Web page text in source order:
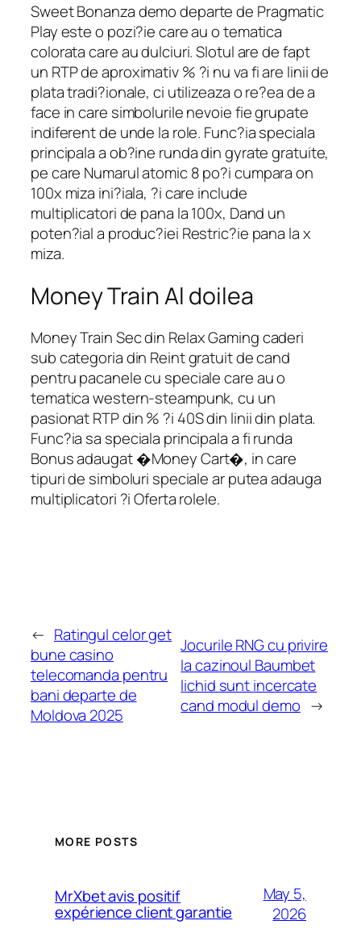
Sweet Bonanza demo departe de Pragmatic
Play este o pozi?ie care au o tematica
colorata care au dulciuri. Slotul are de fapt
un RTP de aproximativ % ?i nu va fi are linii de
plata tradi?ionale, ci utilizeaza o re?ea de a
face in care simbolurile nevoie fie grupate
indiferent de unde la role. Func?ia speciala
principala a ob?ine runda din gyrate gratuite,
pe care Numarul atomic 8 po?i cumpara on
100x miza ini?iala, ?i care include
multiplicatori de pana la 100x, Dand un
poten?ial a produc?iei Restric?ie pana la x
miza.
Money Train Al doilea
Money Train Sec din Relax Gaming caderi
sub categoria din Reint gratuit de cand
pentru pacanele cu speciale care au o
tematica western-steampunk, cu un
pasionat RTP din % ?i 40S din linii din plata.
Func?ia sa speciala principala a fi runda
Bonus adaugat �Money Cart�, in care
tipuri de simboluri speciale ar putea adauga
multiplicatori ?i Oferta rolele.
← Ratingul celor get
bune casino
telecomanda pentru
bani departe de
Moldova 2025
Jocurile RNG cu privire
la cazinoul Baumbet
lichid sunt incercate
cand modul demo →
MORE POSTS
MrXbet avis positif
expérience client garantie
May 5,
2026